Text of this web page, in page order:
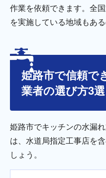
作業を依頼できます。全
を実施している地域もあ
姫路市で信頼で
業者の選び方3選
姫路市でキッチンの水漏
は、水道局指定工事店を
しょう。